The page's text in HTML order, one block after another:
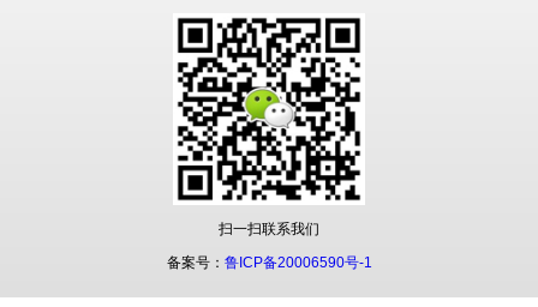
扫一扫联系我们
备案号： 鲁ICP备20006590号-1